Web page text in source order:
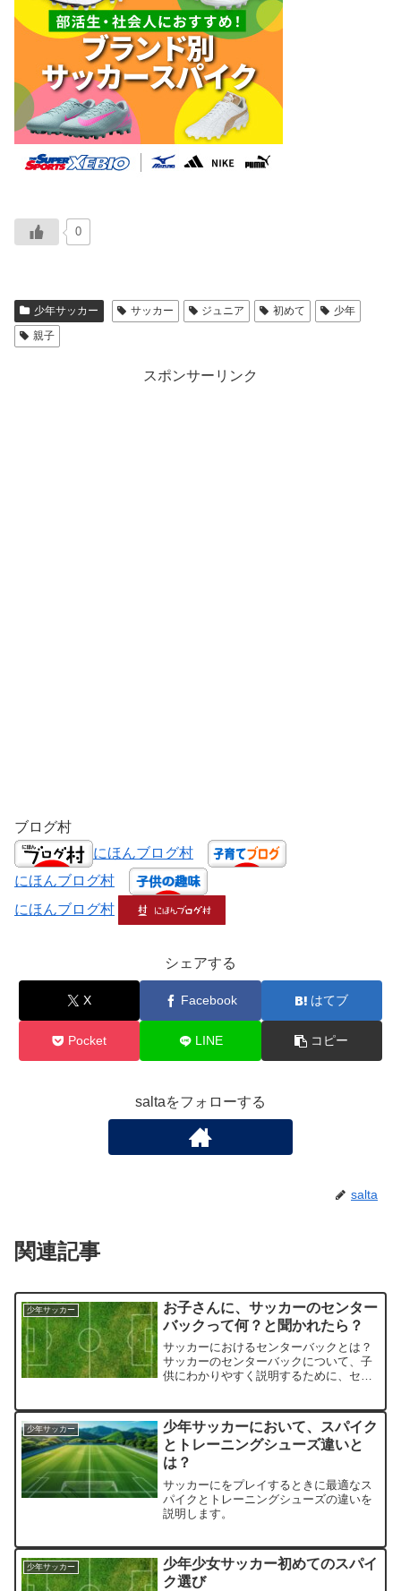
0
少年サッカー サッカー ジュニア 初めて
少年
親子
スポンサーリンク
ブログ村
にほんブログ村
にほんブログ村
にほんブログ村
シェアする
X Facebook はてブ
Pocket LINE コピー
saltaをフォローする
salta
関連記事
少年サッカー
お子さんに、サッカーのセンター
バックって何？と聞かれたら？
サッカーにおけるセンターバックとは？
サッカーのセンターバックについて、子
供にわかりやすく説明するために、セン
バックは、サッカーの守備の中心を担当
するポジションです。この...
少年サッカー
少年サッカーにおいて、スパイク
とトレーニングシューズ違いと
は？
サッカーにをプレイするときに最適なス
パイクとトレーニングシューズの違いを
説明します。
少年サッカー
少年少女サッカー初めてのスパイ
ク選び